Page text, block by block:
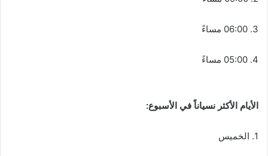
3. 06:00 مساءً
4. 05:00 مساءً
الأيام الأكثر نسياناً في الأسبوع:
1. الخميس